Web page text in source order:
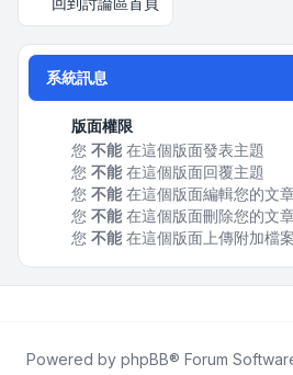
系統訊息
版面權限
您 不能在這個版面發表主題
您 不能在這個版面回覆主題
您 不能在這個版面編輯您的文
您 不能在這個版面刪除您的文
您 不能在這個版面上傳附加檔案
Powered by phpBB® Forum